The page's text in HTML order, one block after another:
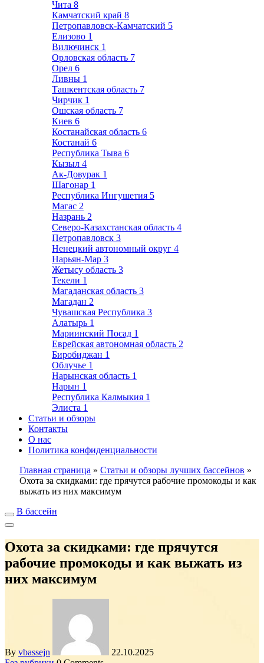
Чита 8
Камчатский край 8
Петропавловск-Камчатский 5
Елизово 1
Вилючинск 1
Орловская область 7
Орел 6
Ливны 1
Ташкентская область 7
Чирчик 1
Ошская область 7
Киев 6
Костанайская область 6
Костанай 6
Республика Тыва 6
Кызыл 4
Ак-Довурак 1
Шагонар 1
Республика Ингушетия 5
Магас 2
Назрань 2
Северо-Казахстанская область 4
Петропавловск 3
Ненецкий автономный округ 4
Нарьян-Мар 3
Жетысу область 3
Текели 1
Магаданская область 3
Магадан 2
Чувашская Республика 3
Алатырь 1
Мариинский Посад 1
Еврейская автономная область 2
Биробиджан 1
Облучье 1
Нарынская область 1
Нарын 1
Республика Калмыкия 1
Элиста 1
Статьи и обзоры
Контакты
О нас
Политика конфиденциальности
Главная страница » Статьи и обзоры лучших бассейнов »
Охота за скидками: где прячутся рабочие промокоды и как
выжать из них максимум
В бассейн
Охота за скидками: где прячутся
рабочие промокоды и как выжать из
них максимум
By vbassejn
22.10.2025